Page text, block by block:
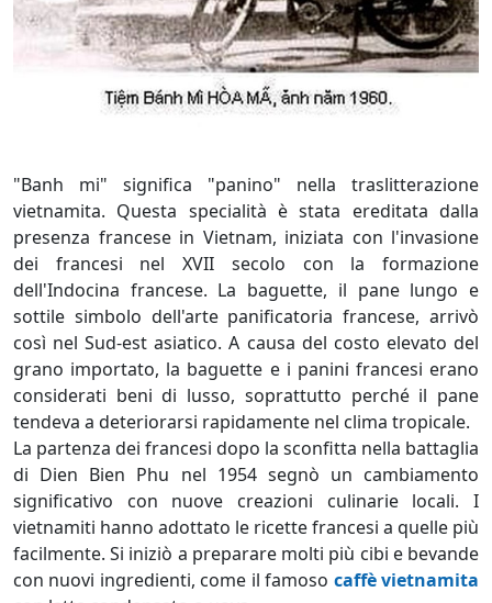
"Banh mi" significa "panino" nella traslitterazione
vietnamita. Questa specialità è stata ereditata dalla
presenza francese in Vietnam, iniziata con l'invasione
dei francesi nel XVII secolo con la formazione
dell'Indocina francese. La baguette, il pane lungo e
sottile simbolo dell'arte panificatoria francese, arrivò
così nel Sud-est asiatico. A causa del costo elevato del
grano importato, la baguette e i panini francesi erano
considerati beni di lusso, soprattutto perché il pane
tendeva a deteriorarsi rapidamente nel clima tropicale.
La partenza dei francesi dopo la sconfitta nella battaglia
di Dien Bien Phu nel 1954 segnò un cambiamento
significativo con nuove creazioni culinarie locali. I
vietnamiti hanno adottato le ricette francesi a quelle più
facilmente. Si iniziò a preparare molti più cibi e bevande
con nuovi ingredienti, come il famoso caffè vietnamita